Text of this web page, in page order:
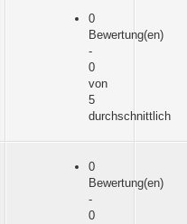
0
Bewertung(en)
-
0
von
5
durchschnittlich
0
Bewertung(en)
-
0